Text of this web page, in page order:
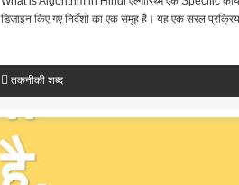
डिज़ाइन किए गए निर्देशों का एक समूह है। यह एक सरल
तकनीकी शब्द